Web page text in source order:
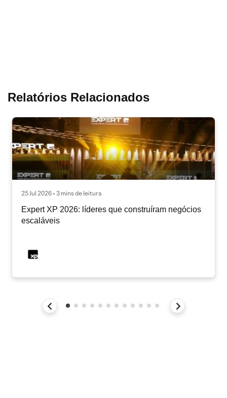
Relatórios Relacionados
25 Jul 2026 • 3 mins de leitura
Expert XP 2026: líderes que construíram negócios
escaláveis